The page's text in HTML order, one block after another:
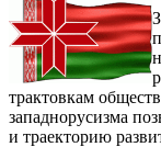
трактовкам
западнорусизма
и траекторию